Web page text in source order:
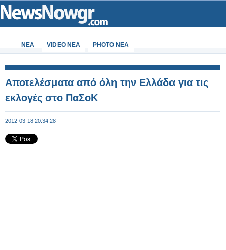
ΝΕΑ VIDEO NEA PHOTO NEA
Αποτελέσματα από όλη την Ελλάδα για τις
εκλογές στο ΠαΣοΚ
2012-03-18 20:34:28